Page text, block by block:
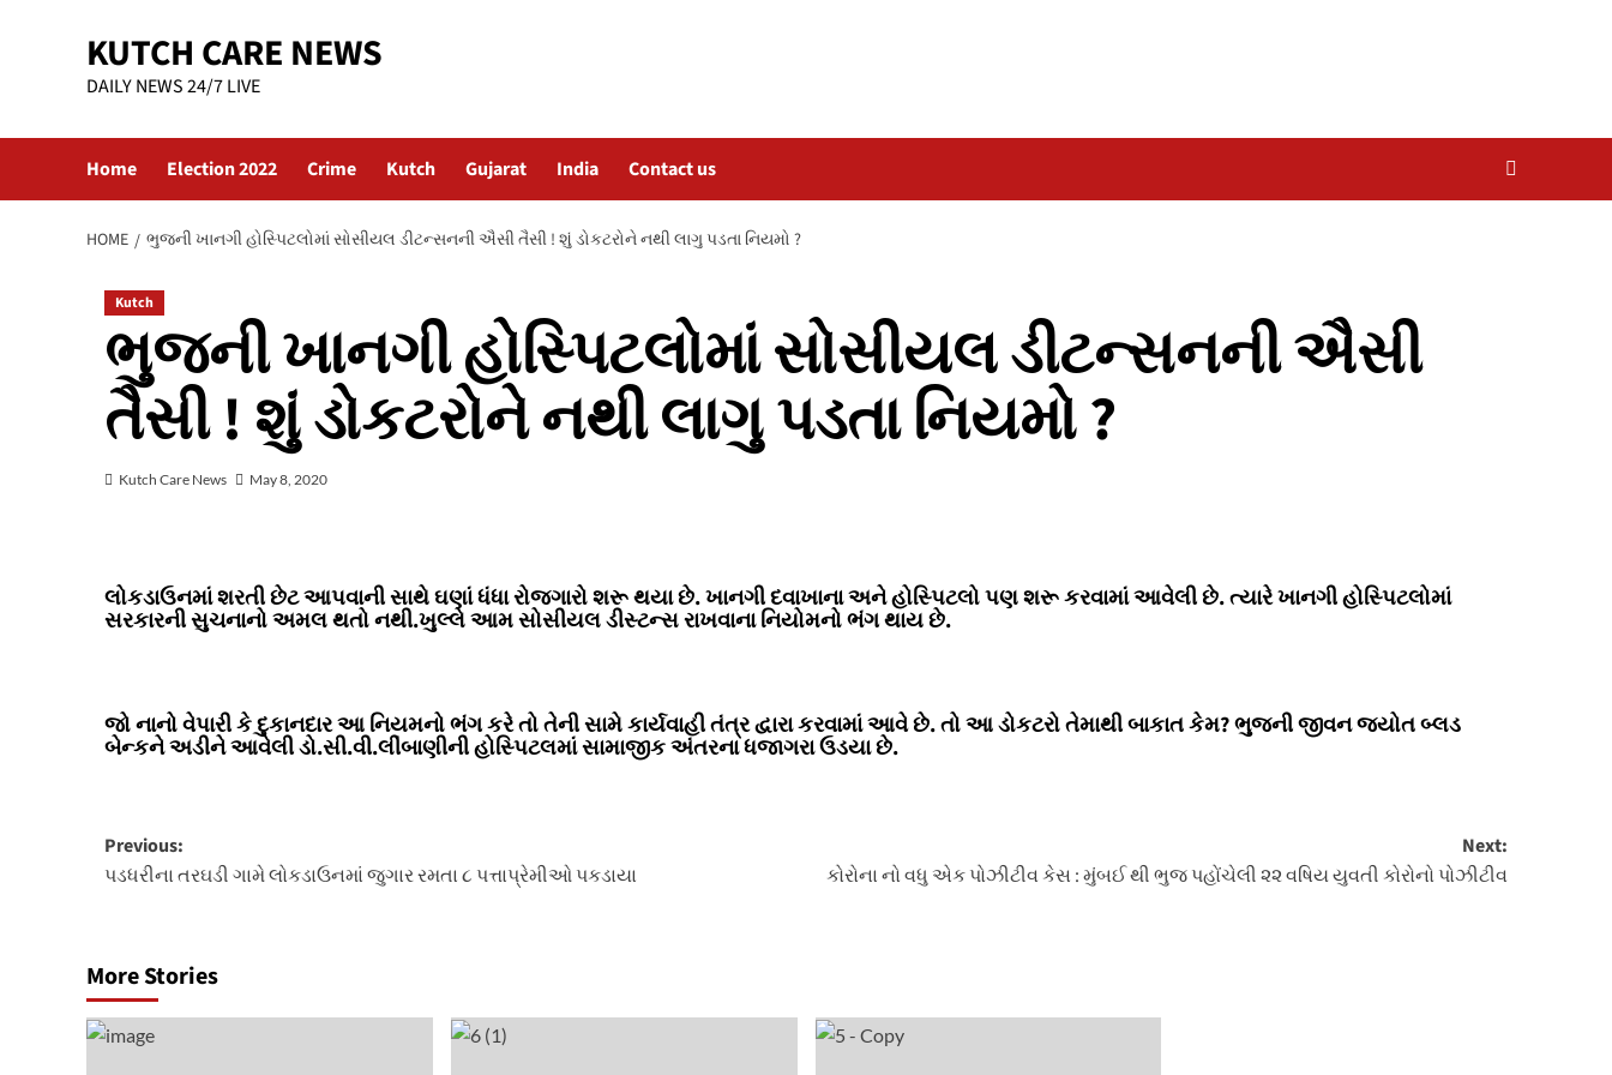
KUTCH CARE NEWS
DAILY NEWS 24/7 LIVE
Home Election 2022 Crime Kutch Gujarat India Contact us
HOME ભુજની ખાનગી હોસ્પિટલોમાં સોસીયલ ડીટન્સનની ઐસી તૈસી ! શું ડોકટરોને નથી લાગુ પડતા નિયમો ?
Kutch
ભુજની ખાનગી હોસ્પિટલોમાં સોસીયલ ડીટન્સનની ઐસી
તૈસી ! શું ડોકટરોને નથી લાગુ પડતા નિયમો ?
Kutch Care News May 8, 2020
લોકડાઉનમાં શરતી છેટ આપવાની સાથે ઘણાં ધંધા રોજગારો શરૂ થયા છે. ખાનગી દવાખાના અને હોસ્પિટલો પણ શરૂ કરવામાં આવેલી છે. ત્યારે ખાનગી હોસ્પિટલોમાં
સરકારની સુચનાનો અમલ થતો નથી.ખુલ્લે આમ સોસીયલ ડીસ્ટન્સ રાખવાના નિયોમનો ભંગ થાય છે.
જો નાનો વેપારી કે દુકાનદાર આ નિયમનો ભંગ કરે તો તેની સામે કાર્યવાહી તંત્ર દ્વારા કરવામાં આવે છે. તો આ ડોકટરો તેમાથી બાકાત કેમ? ભુજની જીવન જ્યોત બ્લડ
બેન્કને અડીને આવેલી ડો.સી.વી.લીંબાણીની હોસ્પિટલમાં સામાજીક અંતરના ધજાગરા ઉડયા છે.
Post
navigation
Previous:
પડધરીના તરઘડી ગામે લોકડાઉનમાં જુગાર રમતા ૮ પત્તાપ્રેમીઓ પકડાયા
Next:
કોરોના નો વધુ એક પોઝીટીવ કેસ : મુંબઈ થી ભુજ પહોંચેલી ૨૨ વષિય યુવતી કોરોનો પોઝીટીવ
More Stories